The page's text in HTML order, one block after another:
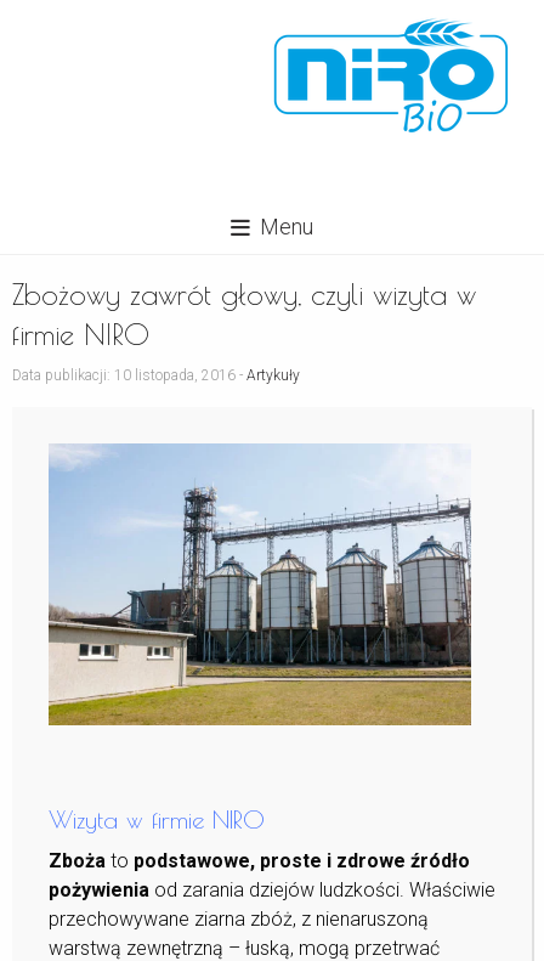
Menu
Zbożowy zawrót głowy, czyli wizyta w
firmie NIRO
Data publikacji: 10 listopada, 2016 - Artykuły
Wizyta w firmie NIRO
Zboża to podstawowe, proste i zdrowe źródło
pożywienia od zarania dziejów ludzkości. Właściwie
przechowywane ziarna zbóż, z nienaruszoną
warstwą zewnętrzną – łuską, mogą przetrwać